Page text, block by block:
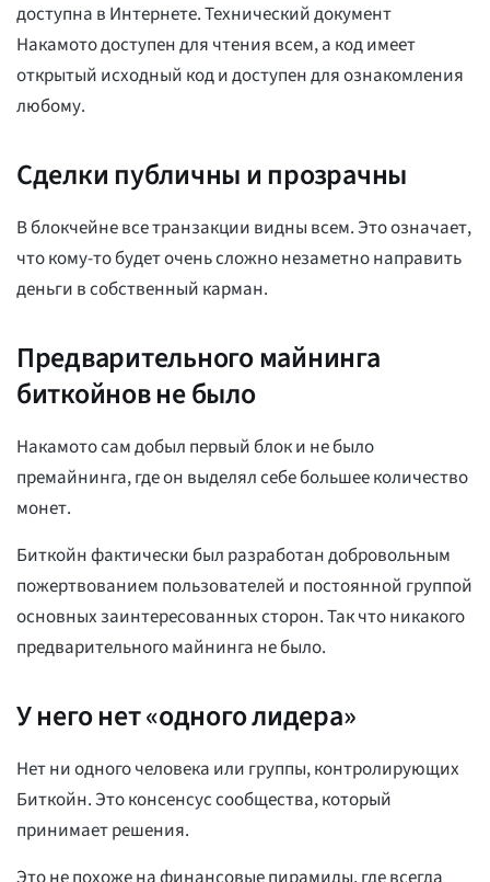
доступна в Интернете. Технический документ
Накамото доступен для чтения всем, а код имеет
открытый исходный код и доступен для ознакомления
любому.
Сделки публичны и прозрачны
В блокчейне все транзакции видны всем. Это означает,
что кому-то будет очень сложно незаметно направить
деньги в собственный карман.
Предварительного майнинга
биткойнов не было
Накамото сам добыл первый блок и не было
премайнинга, где он выделял себе большее количество
монет.
Биткойн фактически был разработан добровольным
пожертвованием пользователей и постоянной группой
основных заинтересованных сторон. Так что никакого
предварительного майнинга не было.
У него нет «одного лидера»
Нет ни одного человека или группы, контролирующих
Биткойн. Это консенсус сообщества, который
принимает решения.